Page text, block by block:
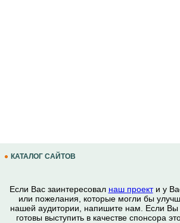
КАТАЛОГ САЙТОВ
Если Вас заинтересовал наш проекти у
или пожелания, которые могли бы
нашей аудитории, напишите нам. Если Вы
готовы выступить в качестве спонсора